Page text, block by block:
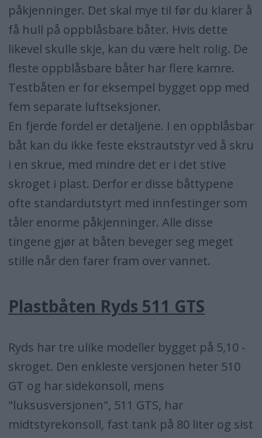
påkjenninger. Det skal mye til før du klarer å
få hull på oppblåsbare båter. Hvis dette
likevel skulle skje, kan du være helt rolig. De
fleste oppblåsbare båter har flere kamre.
Testbåten er for eksempel bygget opp med
fem separate luftseksjoner.
En fjerde fordel er detaljene. I en oppblåsbar
båt kan du ikke feste ekstrautstyr ved å skru
i en skrue, med mindre det er i det stive
skroget i plast. Derfor er disse båttypene
ofte standardutstyrt med innfestinger som
tåler enorme påkjenninger. Alle disse
tingene gjør at båten beveger seg meget
stille når den farer fram over vannet.
Plastbåten Ryds 511 GTS
Ryds har tre ulike modeller bygget på 5,10 -
skroget. Den enkleste versjonen heter 510
GT og har sidekonsoll, mens
"luksusversjonen", 511 GTS, har
midtstyrekonsoll, fast tank på 80 liter og sist